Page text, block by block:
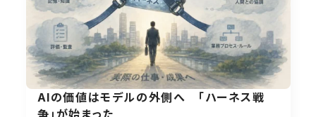
AIの価値はモデルの外側へ 「ハーネス戦
争」が始まった